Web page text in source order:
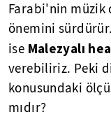
Farabi'nin müzik
önemini
ise Malezyalı
verebiliriz. Peki
konusundaki
mıdır?